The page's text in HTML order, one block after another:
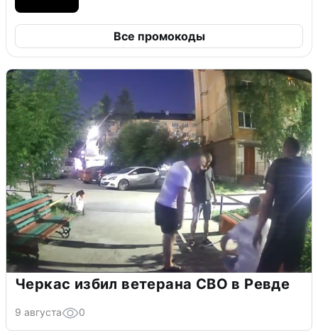
Все промокоды
Черкас избил ветерана СВО в Ревде
9 августа 0